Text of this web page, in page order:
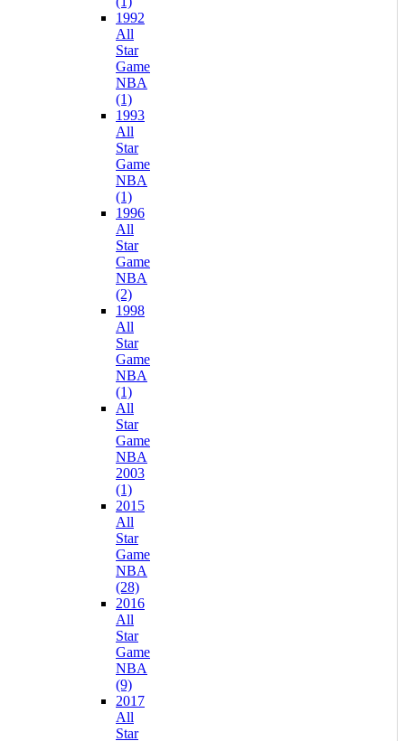
1992
All
Star
Game
NBA
(1)
1993
All
Star
Game
NBA
(1)
1996
All
Star
Game
NBA
(2)
1998
All
Star
Game
NBA
(1)
All
Star
Game
NBA
2003
(1)
2015
All
Star
Game
NBA
(28)
2016
All
Star
Game
NBA
(9)
2017
All
Star